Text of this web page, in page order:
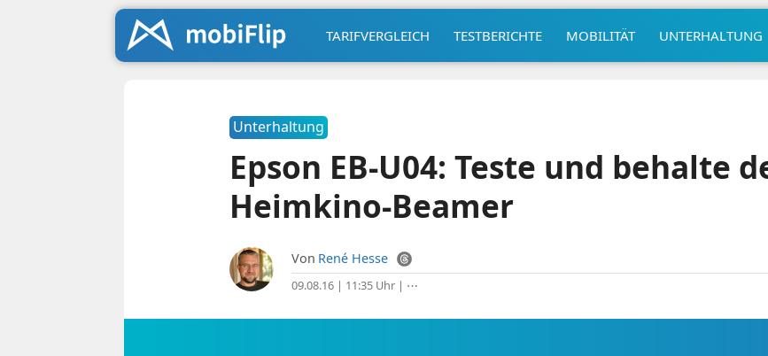
TARIFVERGLEICH TESTBERICHTE MOBILITÄT UNTERHALTUNG
Unterhaltung
Epson EB-U04: Teste und behalte
Heimkino-Beamer
Von René Hesse
09.08.16 | 11:35 Uhr| ⋯